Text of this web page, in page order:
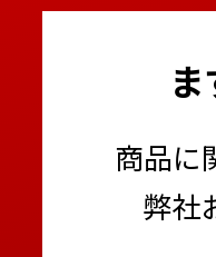
商品に
弊社